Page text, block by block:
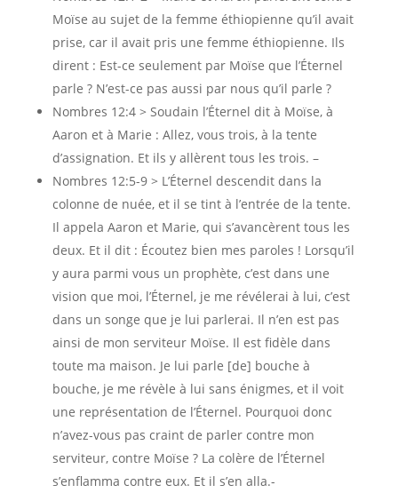
Moïse au sujet de la femme éthiopienne qu’il avait
prise, car il avait pris une femme éthiopienne. Ils
dirent : Est-ce seulement par Moïse que l’Éternel
parle ? N’est-ce pas aussi par nous qu’il parle ?
Nombres 12:4 > Soudain l’Éternel dit à Moïse, à
Aaron et à Marie : Allez, vous trois, à la tente
d’assignation. Et ils y allèrent tous les trois. –
Nombres 12:5-9 > L’Éternel descendit dans la
colonne de nuée, et il se tint à l’entrée de la tente.
Il appela Aaron et Marie, qui s’avancèrent tous les
deux. Et il dit : Écoutez bien mes paroles ! Lorsqu’il
y aura parmi vous un prophète, c’est dans une
vision que moi, l’Éternel, je me révélerai à lui, c’est
dans un songe que je lui parlerai. Il n’en est pas
ainsi de mon serviteur Moïse. Il est fidèle dans
toute ma maison. Je lui parle [de] bouche à
bouche, je me révèle à lui sans énigmes, et il voit
une représentation de l’Éternel. Pourquoi donc
n’avez-vous pas craint de parler contre mon
serviteur, contre Moïse ? La colère de l’Éternel
s’enflamma contre eux. Et il s’en alla.-